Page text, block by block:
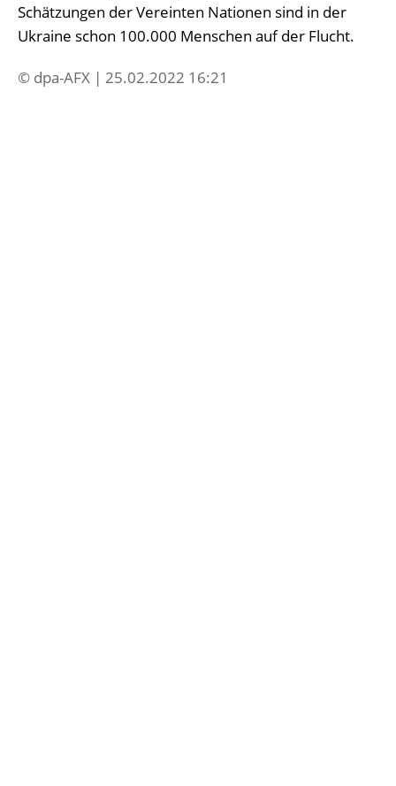
Schätzungen der Vereinten Nationen sind in der
Ukraine schon 100.000 Menschen auf der Flucht.
© dpa-AFX | 25.02.2022 16:21